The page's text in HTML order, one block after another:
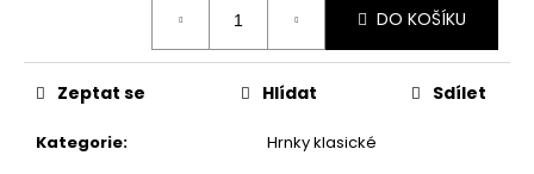
DO KOŠÍKU
Kategorie: Hrnky klasické
Zeptat se Hlídat Sdílet
j
e
e